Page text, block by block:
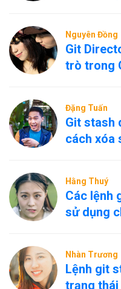
Nguyên Đồng
Git
trò trong
Đặng Tuấn
Git stash
cách xóa
Hằng Thuý
Các lệnh
sử dụng
Nhàn Trương
Lệnh git
trạng